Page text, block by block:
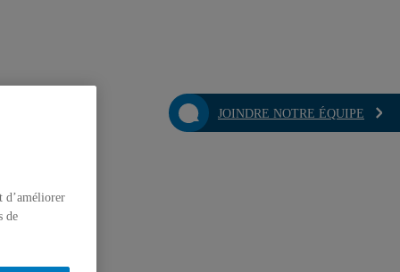
JOINDRE NOTRE ÉQUIPE
d’améliorer
de